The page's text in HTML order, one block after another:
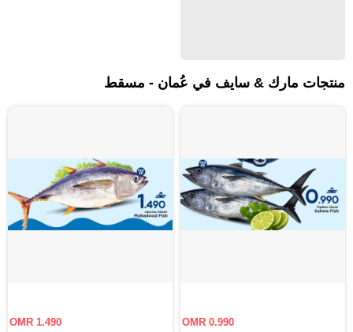
منتجات مارك & سايف في عُمان - مسقط‎
OMR 0.990
OMR 1.490